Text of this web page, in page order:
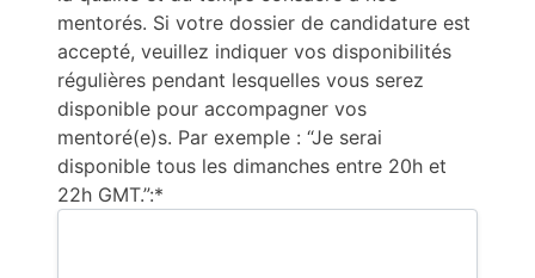
mentorés. Si votre dossier de candidature est
accepté, veuillez indiquer vos disponibilités
régulières pendant lesquelles vous serez
disponible pour accompagner vos
mentoré(e)s. Par exemple : “Je serai
disponible tous les dimanches entre 20h et
22h GMT.”:*